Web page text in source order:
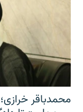
محمدباقر